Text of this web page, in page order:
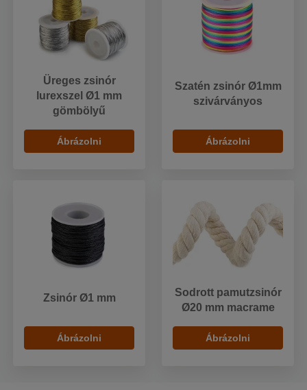
Üreges zsinór
lurexszel Ø1 mm
gömbölyű
Ábrázolni
Szatén zsinór Ø1mm
szivárványos
Ábrázolni
Zsinór Ø1 mm
Ábrázolni
Sodrott pamutzsinór
Ø20 mm macrame
Ábrázolni